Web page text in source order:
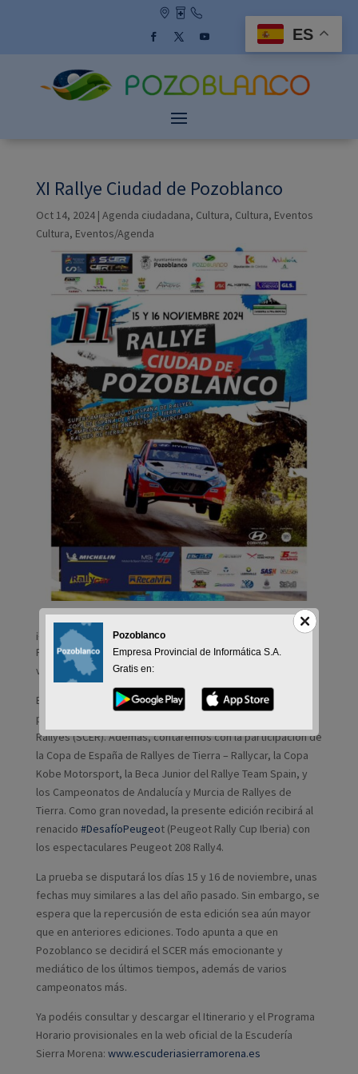
XI Rallye Ciudad de Pozoblanco
Oct 14, 2024| Agenda ciudadana, Cultura, Cultura, Eventos
Cultura, Eventos/Agenda
¡Solo queda un mes para el comienzo de la XI edición del
Rallye Ciudad de Pozoblanco! Nos complace compartir con
vosotros el cartel oficial de esta emocionante prueba.
Este año, el Rallye Ciudad de Pozoblanco será decisivo
para el desenlace del Supercampeonato de España de
Rallyes (SCER). Además, contaremos con la participación de
la Copa de España de Rallyes de Tierra – Rallycar, la Copa
Kobe Motorsport, la Beca Junior del Rallye Team Spain, y
los Campeonatos de Andalucía y Murcia de Rallyes de
Tierra. Como gran novedad, la presente edición recibirá al
renacido #DesafíoPeugeot (Peugeot Rally Cup Iberia) con
los espectaculares Peugeot 208 Rally4.
La prueba se disputará los días 15 y 16 de noviembre, unas
fechas muy similares a las del año pasado. Sin embargo, se
espera que la repercusión de esta edición sea aún mayor
que en anteriores ediciones. Todo apunta a que en
Pozoblanco se decidirá el SCER más emocionante y
mediático de los últimos tiempos, además de varios
campeonatos más.
Ya podéis consultar y descargar el Itinerario y el Programa
Horario provisionales en la web oficial de la Escudería
Sierra Morena: www.escuderiasierramorena.es
ES
Pozoblanco
Empresa Provincial de Informática S.A.
Gratis en: